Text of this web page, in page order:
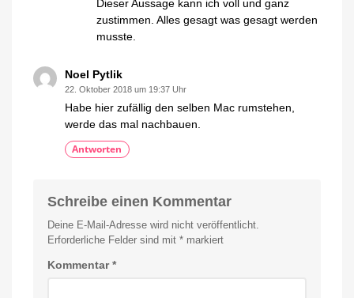
Dieser Aussage kann ich voll und ganz
zustimmen. Alles gesagt was gesagt werden
musste.
Noel Pytlik
22. Oktober 2018 um 19:37 Uhr
Habe hier zufällig den selben Mac rumstehen,
werde das mal nachbauen.
Antworten
Schreibe einen Kommentar
Deine E-Mail-Adresse wird nicht veröffentlicht.
Erforderliche Felder sind mit * markiert
Kommentar*